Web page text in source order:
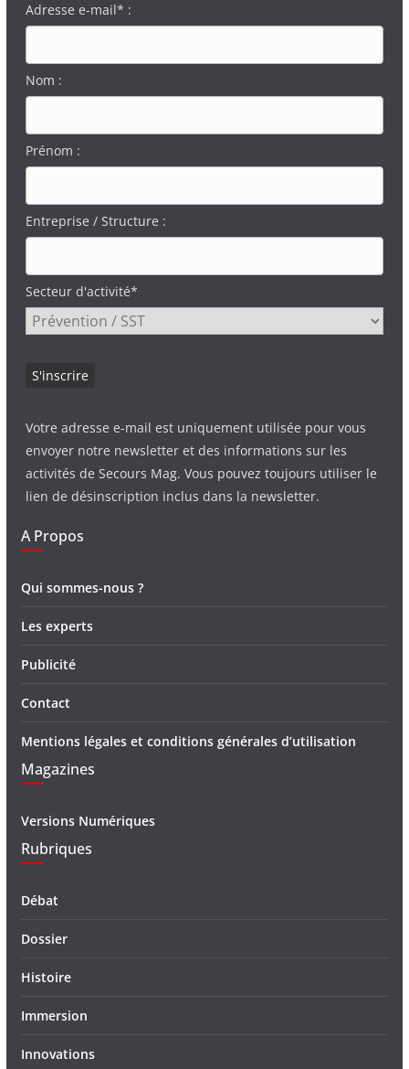
Adresse e-mail* :
Nom :
Prénom :
Entreprise / Structure :
Secteur d'activité*
Votre adresse e-mail est uniquement utilisée pour vous
envoyer notre newsletter et des informations sur les
activités de Secours Mag. Vous pouvez toujours utiliser le
lien de désinscription inclus dans la newsletter.
A Propos
Qui sommes-nous ?
Les experts
Publicité
Contact
Mentions légales et conditions générales d’utilisation
Magazines
Versions Numériques
Rubriques
Débat
Dossier
Histoire
Immersion
Innovations